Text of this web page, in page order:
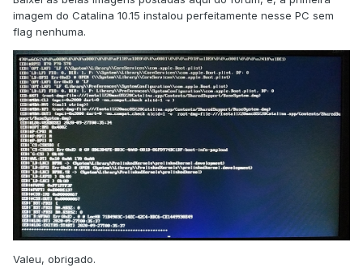
imagem do Catalina 10.15 instalou perfeitamente nesse PC sem
flag nenhuma.
Valeu, obrigado.